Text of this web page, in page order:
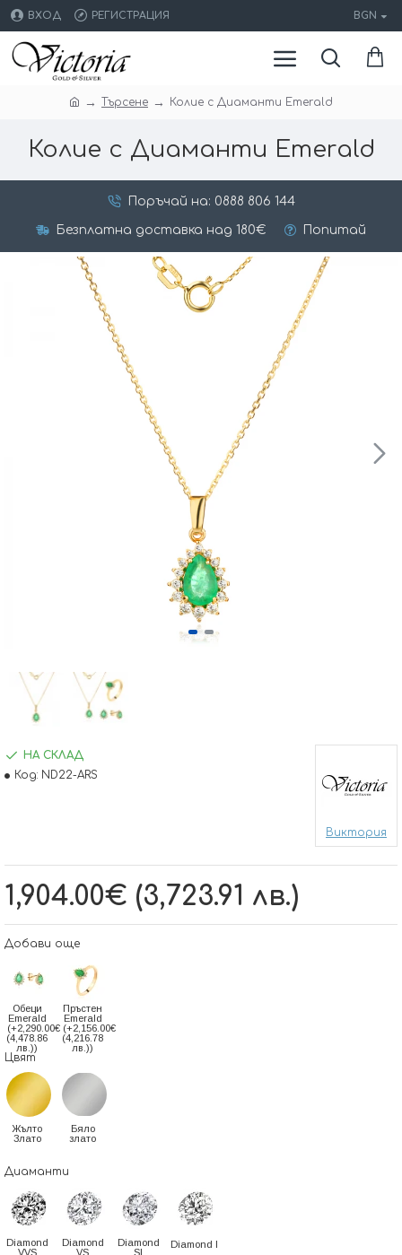
ВХОД РЕГИСТРАЦИЯ BGN
Търсене Колие с Диаманти Emerald
Колие с Диаманти Emerald
Поръчай на: 0888 806 144
Безплатна доставка над 180€ Попитай
1,904.00€ (3,723.91 лв.)
НА СКЛАД
Код: ND22-ARS
Виктория
Добави още
Oбеци
Emerald
(+2,290.00€
(4,478.86
лв.))
Пръстен
Emerald
(+2,156.00€
(4,216.78
лв.))
Цвят
Жълто
Злато
Бяло
злато
Диаманти
Diamond
VVS
Diamond
VS
Diamond
SI
Diamond I